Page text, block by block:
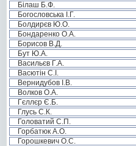
Білаш Б.Ф.
Богословська І.Г.
Болдирєв Ю.О.
Бондаренко О.А.
Борисов В.Д.
Бут Ю.А.
Васильєв Г.А.
Васютін С.І.
Вернидубов І.В.
Волков О.А.
Гєллєр Є.Б.
Глусь С.К.
Головатий С.П.
Горбатюк А.О.
Горошкевич О.С.